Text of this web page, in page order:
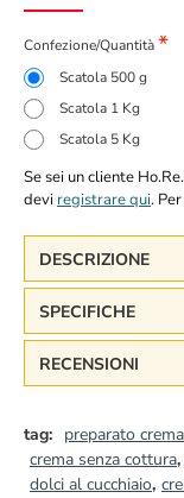
Confezione/Quantità
Scatola 500 g
Scatola 1 Kg
Scatola 5 Kg
Se sei un cliente
devi registrare qui.
DESCRIZIONE
SPECIFICHE
RECENSIONI
tag: preparato
crema senza cottura,
dolci al cucchiaio,